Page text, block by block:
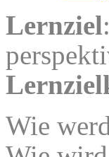
Lernziel
Wie